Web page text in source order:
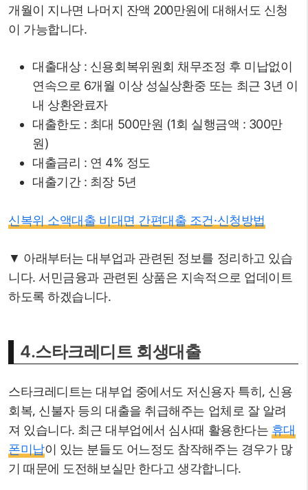
개월이 지나면 나머지 잔액 200만원에 대해서도 신청
이 가능합니다.
대출대상 : 신용회복위원회 채무조정 후 미납없이
연속으로 6개월 이상 성실상환중 또는 최근 3년 이
내 상환완료자
대출한도 : 최대 500만원 (1회 실행금액 : 300만
원)
대출금리 : 연 4% 정도
대출기간 : 최장 5년
신복위 소액대출 비대면 간편대출 조건·신청방법
▼ 아래부터는 대부업과 관련된 정보를 정리하고 있습
니다. 서민금융과 관련된 상품은 지속적으로 업데이트
하도록 하겠습니다.
4.스타크레디트 회생대출
스타크레디트는 대부업 중에서도 저신용자 특히, 신용
회복, 신불자 등의 대출을 취급해주는 업체로 잘 알려
져 있습니다. 최근 대부업에서 심사때 활용한다는 휴대
폰미납이 있는 분들도 어느정도 참작해주는 경우가 많
기 때문에 도전해보실만 한다고 생각합니다.